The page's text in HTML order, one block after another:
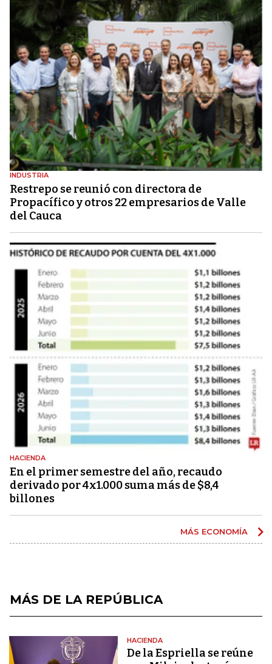
INDUSTRIA
Restrepo se reunió con directora de
Propacífico y otros 22 empresarios de Valle
del Cauca
HACIENDA
En el primer semestre del año, recaudo
derivado por 4x1.000 suma más de $8,4
billones
MÁS ECONOMÍA
MÁS DE LA REPÚBLICA
HACIENDA
De la Espriella se reúne